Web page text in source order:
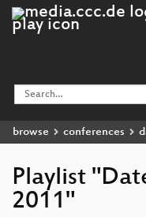
browse conferences
Playlist
2011"